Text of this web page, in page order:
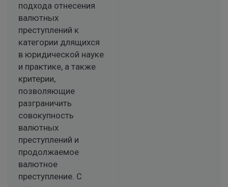
подхода отнесения
валютных
преступлений к
категории длящихся
в юридической науке
и практике, а также
критерии,
позволяющие
разграничить
совокупность
валютных
преступлений и
продолжаемое
валютное
преступление. С